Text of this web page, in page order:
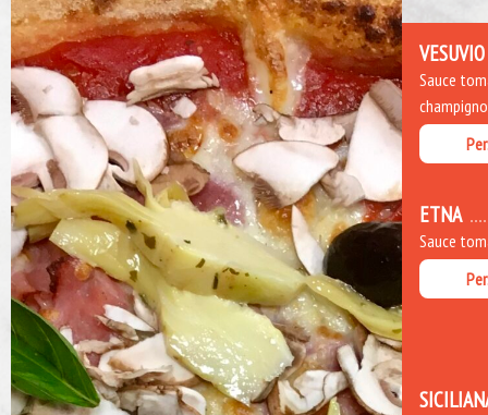
VESUVIO
Sauce
ETNA
Sauce